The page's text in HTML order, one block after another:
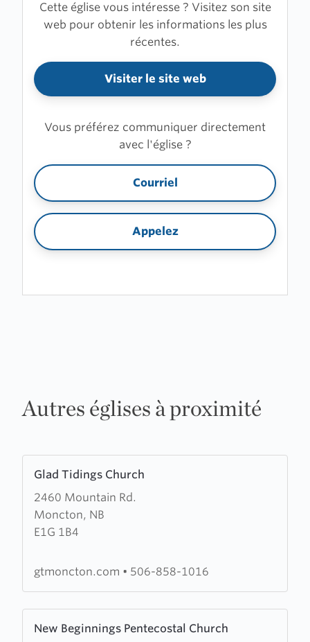
Cette église vous intéresse ? Visitez son site
web pour obtenir les informations les plus
récentes.
Visiter le site web
Vous préférez communiquer directement
avec l'église ?
Courriel
Appelez
Autres églises à proximité
Glad Tidings Church
2460 Mountain Rd.
Moncton, NB
E1G 1B4
more
about
Glad
Tidings
gtmoncton.com • 506-858-1016
New Beginnings Pentecostal Church
more